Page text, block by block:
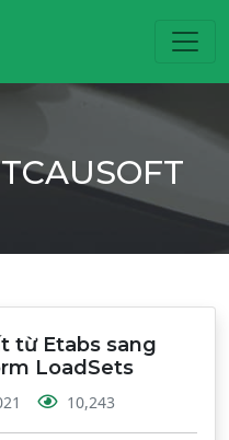
từ Etabs sang
LoadSets
10,243